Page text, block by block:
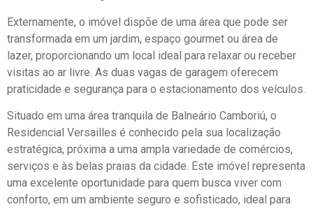
Externamente, o imóvel dispõe de uma área que pode ser
transformada em um jardim, espaço gourmet ou área de
lazer, proporcionando um local ideal para relaxar ou receber
visitas ao ar livre. As duas vagas de garagem oferecem
praticidade e segurança para o estacionamento dos veículos.
Situado em uma área tranquila de Balneário Camboriú, o
Residencial Versailles é conhecido pela sua localização
estratégica, próxima a uma ampla variedade de comércios,
serviços e às belas praias da cidade. Este imóvel representa
uma excelente oportunidade para quem busca viver com
conforto, em um ambiente seguro e sofisticado, ideal para